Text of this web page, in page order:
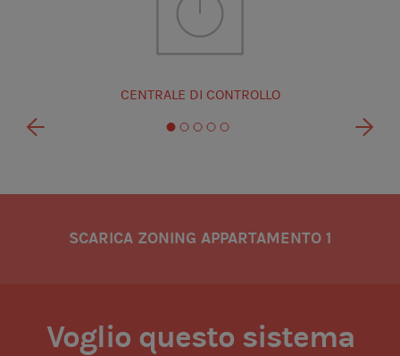
CENTRALE DI CONTROLLO
SCARICA ZONING APPARTAMENTO 1
Voglio questo sistema